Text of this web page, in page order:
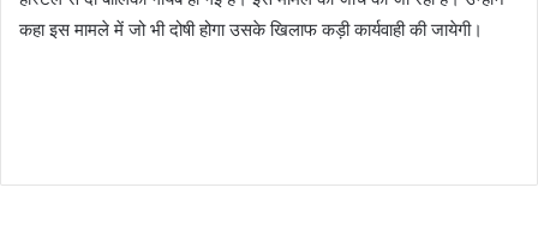
कहा इस मामले में जो भी दोषी होगा उसके खिलाफ कड़ी कार्यवाही की जायेगी।